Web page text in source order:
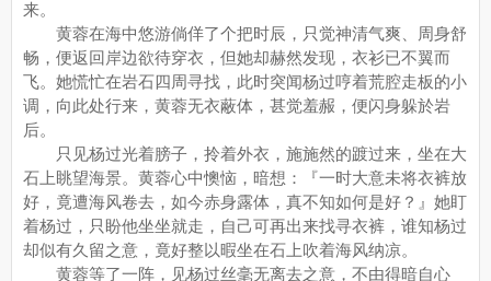
来。
黄蓉在海中悠游倘佯了个把时辰，只觉神清气爽、周身舒
畅，便返回岸边欲待穿衣，但她却赫然发现，衣衫已不翼而
飞。她慌忙在岩石四周寻找，此时突闻杨过哼着荒腔走板的小
调，向此处行来，黄蓉无衣蔽体，甚觉羞赧，便闪身躲於岩
后。
只见杨过光着膀子，拎着外衣，施施然的踱过来，坐在大
石上眺望海景。黄蓉心中懊恼，暗想：『一时大意未将衣裤放
好，竟遭海风卷去，如今赤身露体，真不知如何是好？』她盯
着杨过，只盼他坐坐就走，自己可再出来找寻衣裤，谁知杨过
却似有久留之意，竟好整以暇坐在石上吹着海风纳凉。
黄蓉等了一阵，见杨过丝毫无离去之意，不由得暗自心